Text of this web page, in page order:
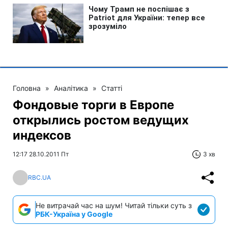
Головна » Аналітика » Статті
Фондовые торги в Европе
открылись ростом ведущих
индексов
12:17 28.10.2011 Пт 3 хв
RBC.UA
Не витрачай час на шум! Читай тільки суть з
РБК-Україна у Google